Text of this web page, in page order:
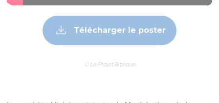
Télécharger le poster
© Le Projet Biblique